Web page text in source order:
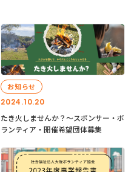
2024.10.20
お知らせ
たき火しませんか？～スポンサー・ボ
ランティア・開催希望団体募集